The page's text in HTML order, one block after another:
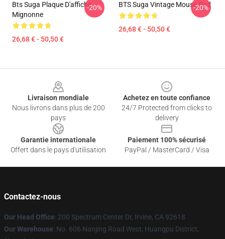
Bts Suga Plaque D'affiche
Mignonne
26,68 € - 50,50 €
-20% BTS Suga Vintage Mouse Pad
26,68 € - 50,50 €
-20%
Livraison mondiale
Nous livrons dans plus de 200
pays
Achetez en toute confiance
24/7 Protected from clicks to
delivery
Garantie internationale
Offert dans le pays d'utilisation
Paiement 100% sécurisé
PayPal / MasterCard / Visa
Contactez-nous
Our Head Office: 200 Spectrum Center Dr, Irvine, CA 92618
Our Warehouse: No. 606 Nanjing Road West, Huangpu District,